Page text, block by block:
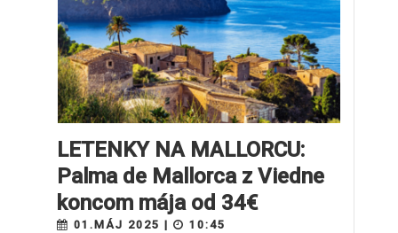
LETENKY NA MALLORCU:
Palma de Mallorca z Viedne
koncom mája od 34€
01.MÁJ 2025 |
10:45